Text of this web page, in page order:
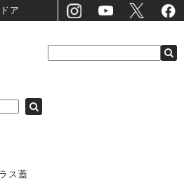
ア
ス蓋